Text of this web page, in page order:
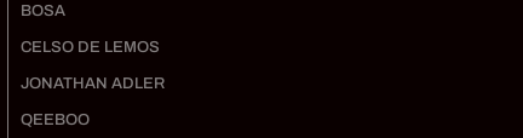
BOSA
CELSO DE LEMOS
JONATHAN ADLER
QEEBOO